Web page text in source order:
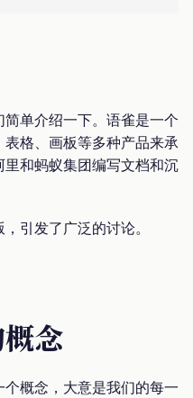
单介绍一下。语雀是一个
格、画板等多种产品来承
和蚂蚁集团编写文档和沉
引发了广泛的讨论。
念
概念，大意是我们的每一